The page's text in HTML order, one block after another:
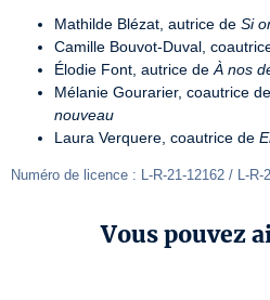
Mathilde Blézat, autrice de Si
Camille Bouvot-Duval,
Élodie Font, autrice de À nos
Mélanie Gourarier, coautrice de
nouveau
Laura Verquere, coautrice de
Numéro de licence : L-R-21-12162 / L-R-
Vous pouvez